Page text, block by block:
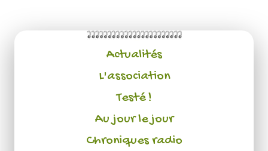
Actualités
L'association
Testé !
Au jour le jour
Chroniques radio